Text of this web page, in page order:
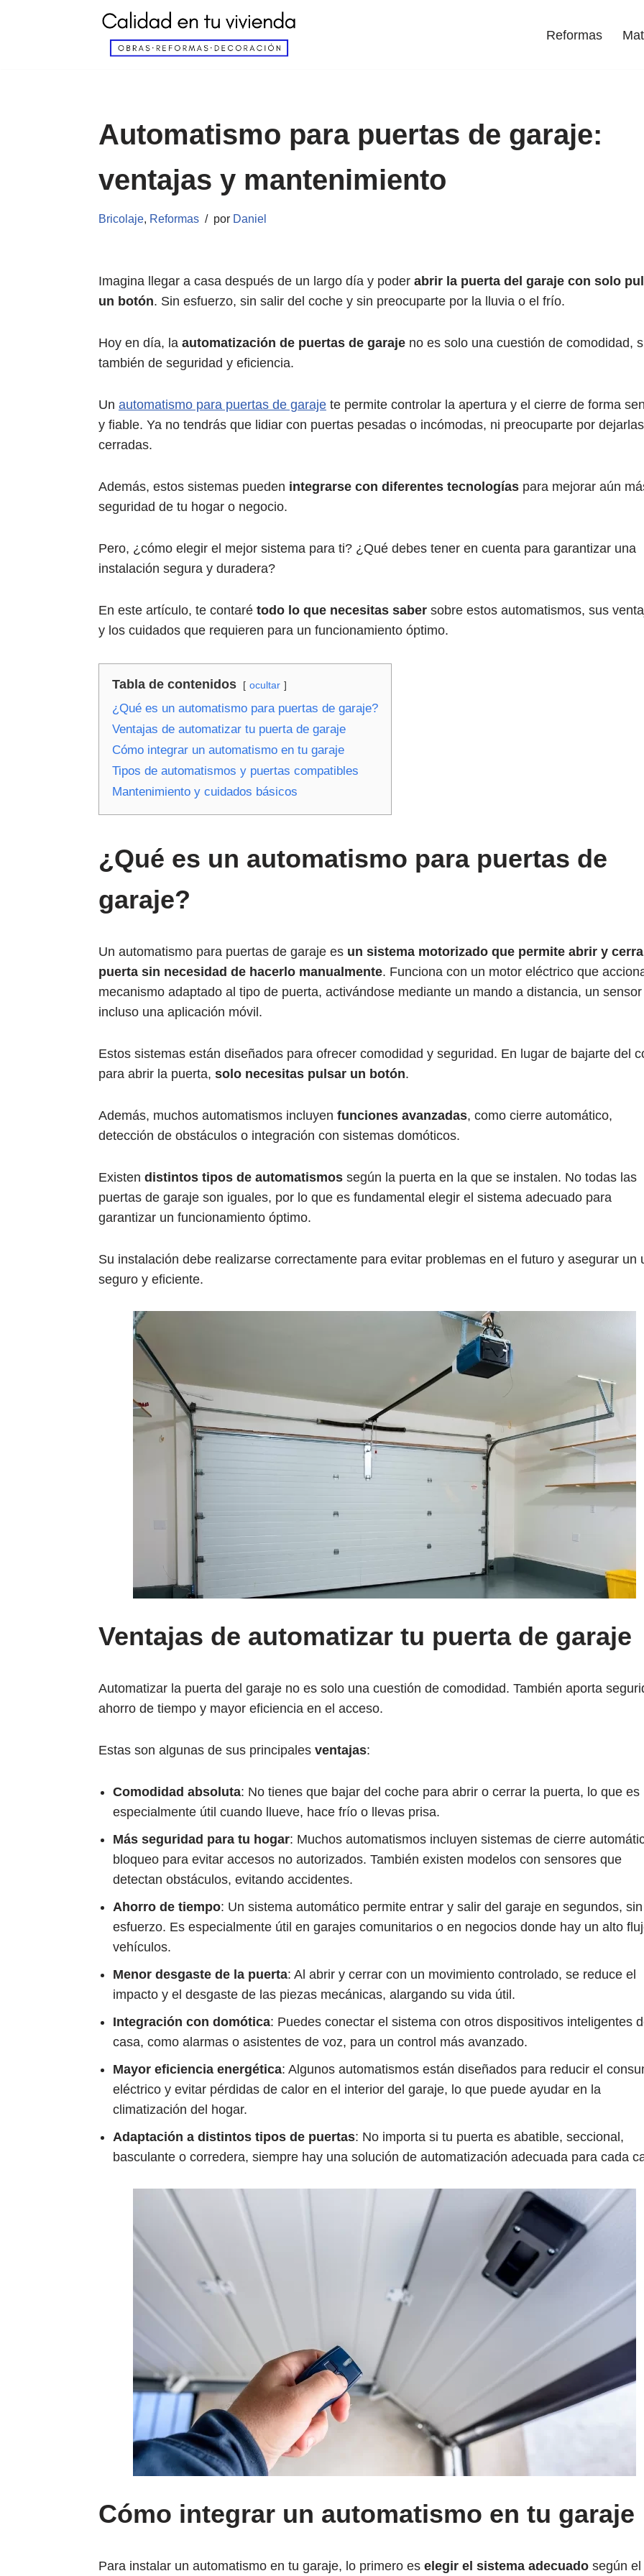
Reformas
Automatismo para puertas de garaje:
ventajas y mantenimiento
Bricolaje, Reformas por Daniel
Imagina llegar a casa después de un largo día y poder abrir la puerta del garaje con solo
un botón. Sin esfuerzo, sin salir del coche y sin preocuparte por la lluvia o el frío.
Hoy en día, la automatización de puertas de garaje no es solo una cuestión de comodidad,
también de seguridad y eficiencia.
Un automatismo para puertas de garaje te permite controlar la apertura y el cierre de forma
y fiable. Ya no tendrás que lidiar con puertas pesadas o incómodas, ni preocuparte por
cerradas.
Además, estos sistemas pueden integrarse con diferentes tecnologías para mejorar aún
seguridad de tu hogar o negocio.
Pero, ¿cómo elegir el mejor sistema para ti? ¿Qué debes tener en cuenta para garantizar una
instalación segura y duradera?
En este artículo, te contaré todo lo que necesitas saber sobre estos automatismos, sus
y los cuidados que requieren para un funcionamiento óptimo.
Tabla de contenidos ocultar
¿Qué es un automatismo para puertas de garaje?
Ventajas de automatizar tu puerta de garaje
Cómo integrar un automatismo en tu garaje
Tipos de automatismos y puertas compatibles
Mantenimiento y cuidados básicos
¿Qué es un automatismo para puertas de
garaje?
Un automatismo para puertas de garaje es un sistema motorizado que permite abrir y
puerta sin necesidad de hacerlo manualmente. Funciona con un motor eléctrico que
mecanismo adaptado al tipo de puerta, activándose mediante un mando a distancia, un
incluso una aplicación móvil.
Estos sistemas están diseñados para ofrecer comodidad y seguridad. En lugar de bajarte del
para abrir la puerta, solo necesitas pulsar un botón.
Además, muchos automatismos incluyen funciones avanzadas, como cierre automático,
detección de obstáculos o integración con sistemas domóticos.
Existen distintos tipos de automatismos según la puerta en la que se instalen. No todas las
puertas de garaje son iguales, por lo que es fundamental elegir el sistema adecuado para
garantizar un funcionamiento óptimo.
Su instalación debe realizarse correctamente para evitar problemas en el futuro y asegurar un
seguro y eficiente.
Ventajas de automatizar tu puerta de garaje
Automatizar la puerta del garaje no es solo una cuestión de comodidad. También aporta
ahorro de tiempo y mayor eficiencia en el acceso.
Estas son algunas de sus principales ventajas:
Comodidad absoluta: No tienes que bajar del coche para abrir o cerrar la puerta, lo que es
especialmente útil cuando llueve, hace frío o llevas prisa.
Más seguridad para tu hogar: Muchos automatismos incluyen sistemas de cierre
bloqueo para evitar accesos no autorizados. También existen modelos con sensores que
detectan obstáculos, evitando accidentes.
Ahorro de tiempo: Un sistema automático permite entrar y salir del garaje en segundos, sin
esfuerzo. Es especialmente útil en garajes comunitarios o en negocios donde hay un alto
vehículos.
Menor desgaste de la puerta: Al abrir y cerrar con un movimiento controlado, se reduce el
impacto y el desgaste de las piezas mecánicas, alargando su vida útil.
Integración con domótica: Puedes conectar el sistema con otros dispositivos inteligentes
casa, como alarmas o asistentes de voz, para un control más avanzado.
Mayor eficiencia energética: Algunos automatismos están diseñados para reducir el
eléctrico y evitar pérdidas de calor en el interior del garaje, lo que puede ayudar en la
climatización del hogar.
Adaptación a distintos tipos de puertas: No importa si tu puerta es abatible, seccional,
basculante o corredera, siempre hay una solución de automatización adecuada para cada
Cómo integrar un automatismo en tu garaje
Para instalar un automatismo en tu garaje, lo primero es elegir el sistema adecuado según el